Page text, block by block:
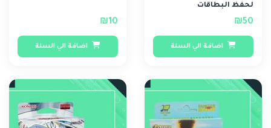
لحفظ البطاقات
₪50
اضافة الي السلة
₪10
اضافة الي السلة